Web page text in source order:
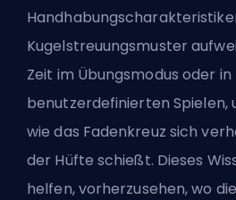
Kugelstreuungsmuster
Zeit im Übungsmodus oder in
benutzerdefinierten Spielen,
wie das Fadenkreuz sich
der Hüfte schießt. Dieses
helfen, vorherzusehen, wo